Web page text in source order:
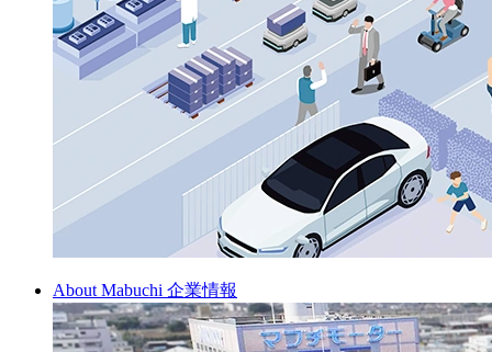
About Mabuchi 企業情報